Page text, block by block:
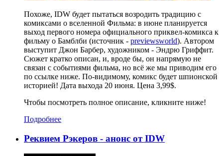
Похоже, IDW будет пытаться возродить традицию с
комиксами о вселенной Фильма: в июне планируется
выход первого номера официального приквел-комикса к
фильму о Бамблби (источник - previewsworld). Автором
выступит Джон Барбер, художником - Эндрю Гриффит.
Сюжет кратко описан, и, вроде бы, он напрямую не
связан с событиями фильма, но всё же мы приводим его
по ссылке ниже. По-видимому, комикс будет шпионской
историей! Дата выхода 20 июня. Цена 3,99$.
Чтобы посмотреть полное описание, кликните ниже!
Подробнее
Реквием Рэкеров - анонс от IDW